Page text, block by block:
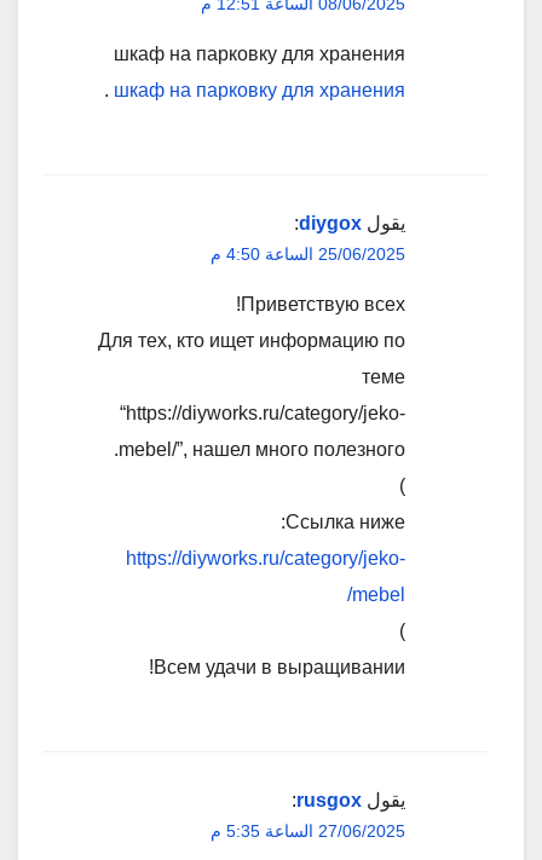
шкаф на парковку для хранения
шкаф на парковку для хранения
.
يقول diygox
:
25/06/2025 الساعة 4:50 م
Приветствую всех!
Для тех, кто ищет информацию по
теме
“https://diyworks.ru/category/jeko-
mebel/”, нашел много полезного.
Ссылка ниже:
https://diyworks.ru/category/jeko-
mebel/
Всем удачи в выращивании!
يقول rusgox
:
27/06/2025 الساعة 5:35 م